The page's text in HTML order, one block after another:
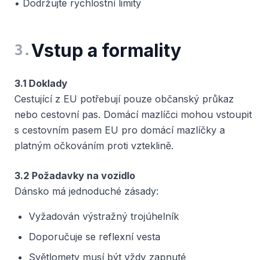
• Dodržujte rychlostní limity
3 .Vstup a formality
3.1 Doklady
Cestující z EU potřebují pouze občanský průkaz
nebo cestovní pas. Domácí mazlíčci mohou vstoupit
s cestovním pasem EU pro domácí mazlíčky a
platným očkováním proti vzteklině.
3.2 Požadavky na vozidlo
Dánsko má jednoduché zásady:
Vyžadován výstražný trojúhelník
Doporučuje se reflexní vesta
Světlomety musí být vždy zapnuté